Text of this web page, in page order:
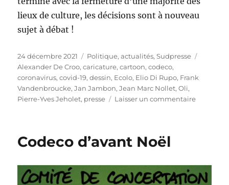
lieux de culture, les décisions sont à nouveau
sujet à débat !
Publié
le
24 décembre 2021 Catégories
Politique, actualités,Sudpresse
Alexander De Croo,caricature,cartoon,codeco,
coronavirus,covid-19,dessin, Ecolo, Elio Di Rupo, Frank
Vandenbroucke,Jan Jambon,Jean Marc Nollet,Oli,
Pierre-Yves Jeholet, presse Laisser un commentairesur
Codeco d’avant Noël